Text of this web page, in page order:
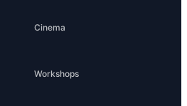
Cinema
Workshops